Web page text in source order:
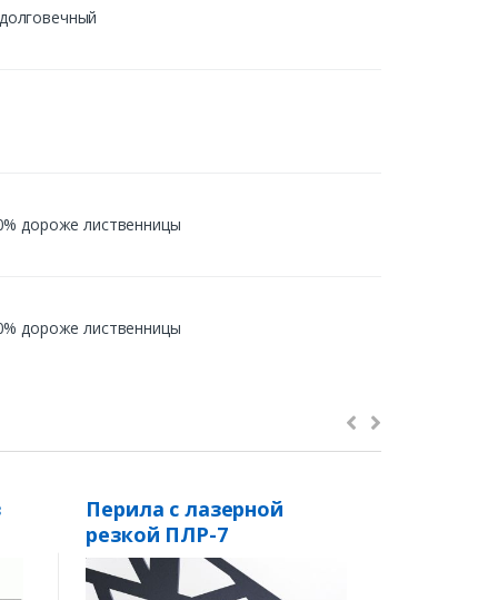
дороже лиственницы
дороже лиственницы
Перила с лазерной
резкой ПЛР-7